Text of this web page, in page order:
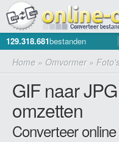
129.318.681bestanden
Home » Omvormer»
GIF naar JPG
omzetten
Converteer